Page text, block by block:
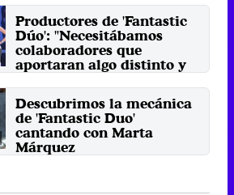
El actor hace balance de cómo ha
sido su paso por 'Fantastic Duo', el
programa de La 1, ...
5 de julio 2017
Productores de 'Fantastic
Dúo': "Necesitábamos
colaboradores que
aportaran algo distinto y
Xevi Aranda (La Competencia) y
Xelo Montesinos (Cuarzo
Producciones) nos hablan sobre
el ...
31 de mayo 2017
Descubrimos la mecánica
de 'Fantastic Duo'
cantando con Marta
Márquez